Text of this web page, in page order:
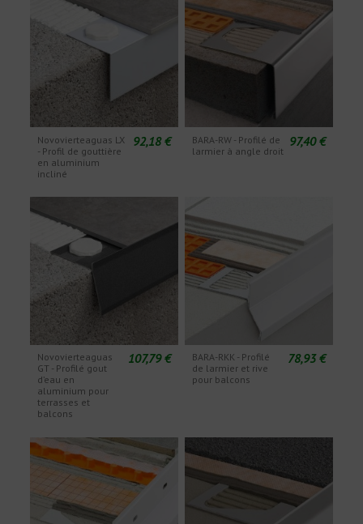
Novovierteaguas LX
- Profil de gouttière
en aluminium
incliné
92,18 €
BARA-RW - Profilé de
larmier à angle droit
97,40 €
Novovierteaguas
GT - Profilé gout
d’eau en
aluminium pour
terrasses et
balcons
107,79 €
BARA-RKK - Profilé
de larmier et rive
pour balcons
78,93 €